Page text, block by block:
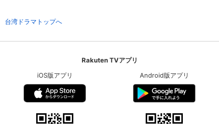
台湾ドラマトップへ
Rakuten TVアプリ
iOS版アプリ
Android版アプリ